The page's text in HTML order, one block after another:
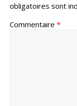
obligatoires sont
Commentaire *